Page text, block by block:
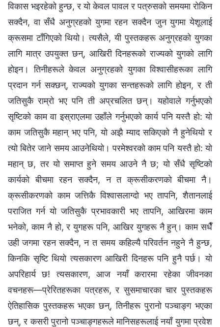
विकास भइरहेको हुन्छ, र यो केवल पावल र पत्रुसको समयमा रोकिन
सक्दैन, वा सँधै अनुग्रहको युगमा रहन सक्दैन जुन युगमा येशूलाई
क्रूसमा टाँगिएको थियो। त्यसैले, यी पुस्तकहरू अनुग्रहको युगका
लागि मात्र उपयुक्त छन्, आखिरी दिनहरूको राज्यको युगको लागि
होइन। तिनीहरूले केवल अनुग्रहको युगका विश्‍वासीहरूका लागि
प्रदान गर्न सक्छन्, राज्यको युगका सन्तहरूको लागि होइन, र ती
जतिसुकै राम्रो भए पनि ती अप्रचलित छन्। यहोवाले गर्नुभएको
सृष्टिको काम वा इस्राएलमा उहाँले गर्नुभएको कार्य पनि यस्तै हो: यो
काम जतिसुकै महान् भए पनि, यो अझै म्याद सकिएको नै हुनेथियो र
त्यो बितेर जाने समय आउनेथियो। परमेश्‍वरको काम पनि यस्तै हो: यो
महान् छ, तर यो समाप्त हुने समय आउने नै छ; यो सँधै सृष्टिको
कार्यको बीचमा रहन सक्दैन, न त क्रूसीकरणको बीचमा नै।
क्रूसीकरणको काम जत्तिकै विश्‍वासलाग्दो भए तापनि, शैतानलाई
पराजित गर्न यो जतिसुकै प्रभावकारी भए तापनि, आखिरमा काम
भनेको, काम नै हो, र युगहरू पनि, आखिर युगहरू नै हुन्। काम सधैँ
उही जगमा रहन सक्दैन, न त समय कहिल्यै परिवर्तन नहुने नै हुन्छ,
किनकि सृष्टि थियो त्यसकारण आखिरी दिनहरू पनि हुनै पर्छ। यो
अपरिहार्य छ! त्यसकारण, आज नयाँ करारमा रहेका जीवनका
वचनहरू—प्रेरितहरूका पत्रहरू, र सुसमाचारका चार पुस्तकहरू
ऐतिहासिक पुस्तकहरू भएका छन्, तिनीहरू पुरानो पञ्चाङ्ग भएका
छन्, र कसरी पुरानो पञ्चाङ्गहरूले मानिसहरूलाई नयाँ युगमा प्रवेश